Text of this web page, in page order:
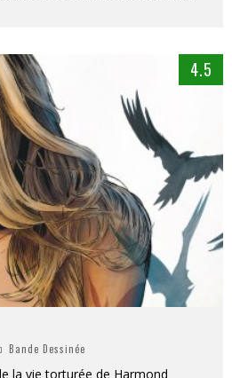
4.5
Bande Dessinée
la vie torturée de Harmond